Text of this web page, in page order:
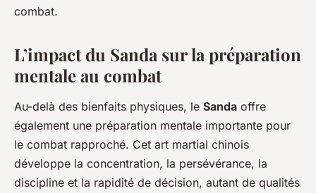
combat.
L’impact du Sanda sur la préparation
mentale au combat
Au-delà des bienfaits physiques, le Sanda offre
également une préparation mentale importante pour
le combat rapproché. Cet art martial chinois
développe la concentration, la persévérance, la
discipline et la rapidité de décision, autant de qualités